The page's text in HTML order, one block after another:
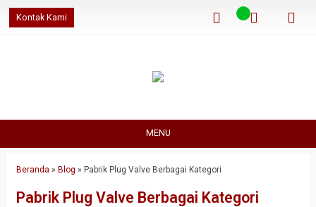
Kontak Kami
MENU
Beranda » Blog » Pabrik Plug Valve Berbagai Kategori
Pabrik Plug Valve Berbagai Kategori